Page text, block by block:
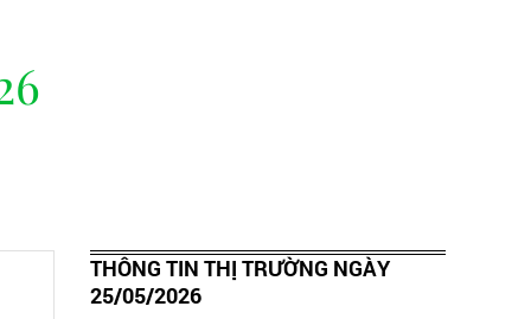
THÔNG TIN THỊ TRƯỜNG NGÀY
25/05/2026